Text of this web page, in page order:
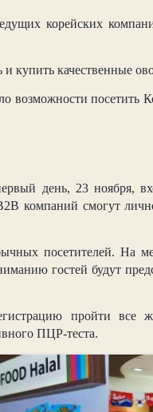
корейских
и купить
посетить
день, 23 ноября,
компаний смогут
посетителей. На
гостей будут
пройти все
ПЦР-теста.